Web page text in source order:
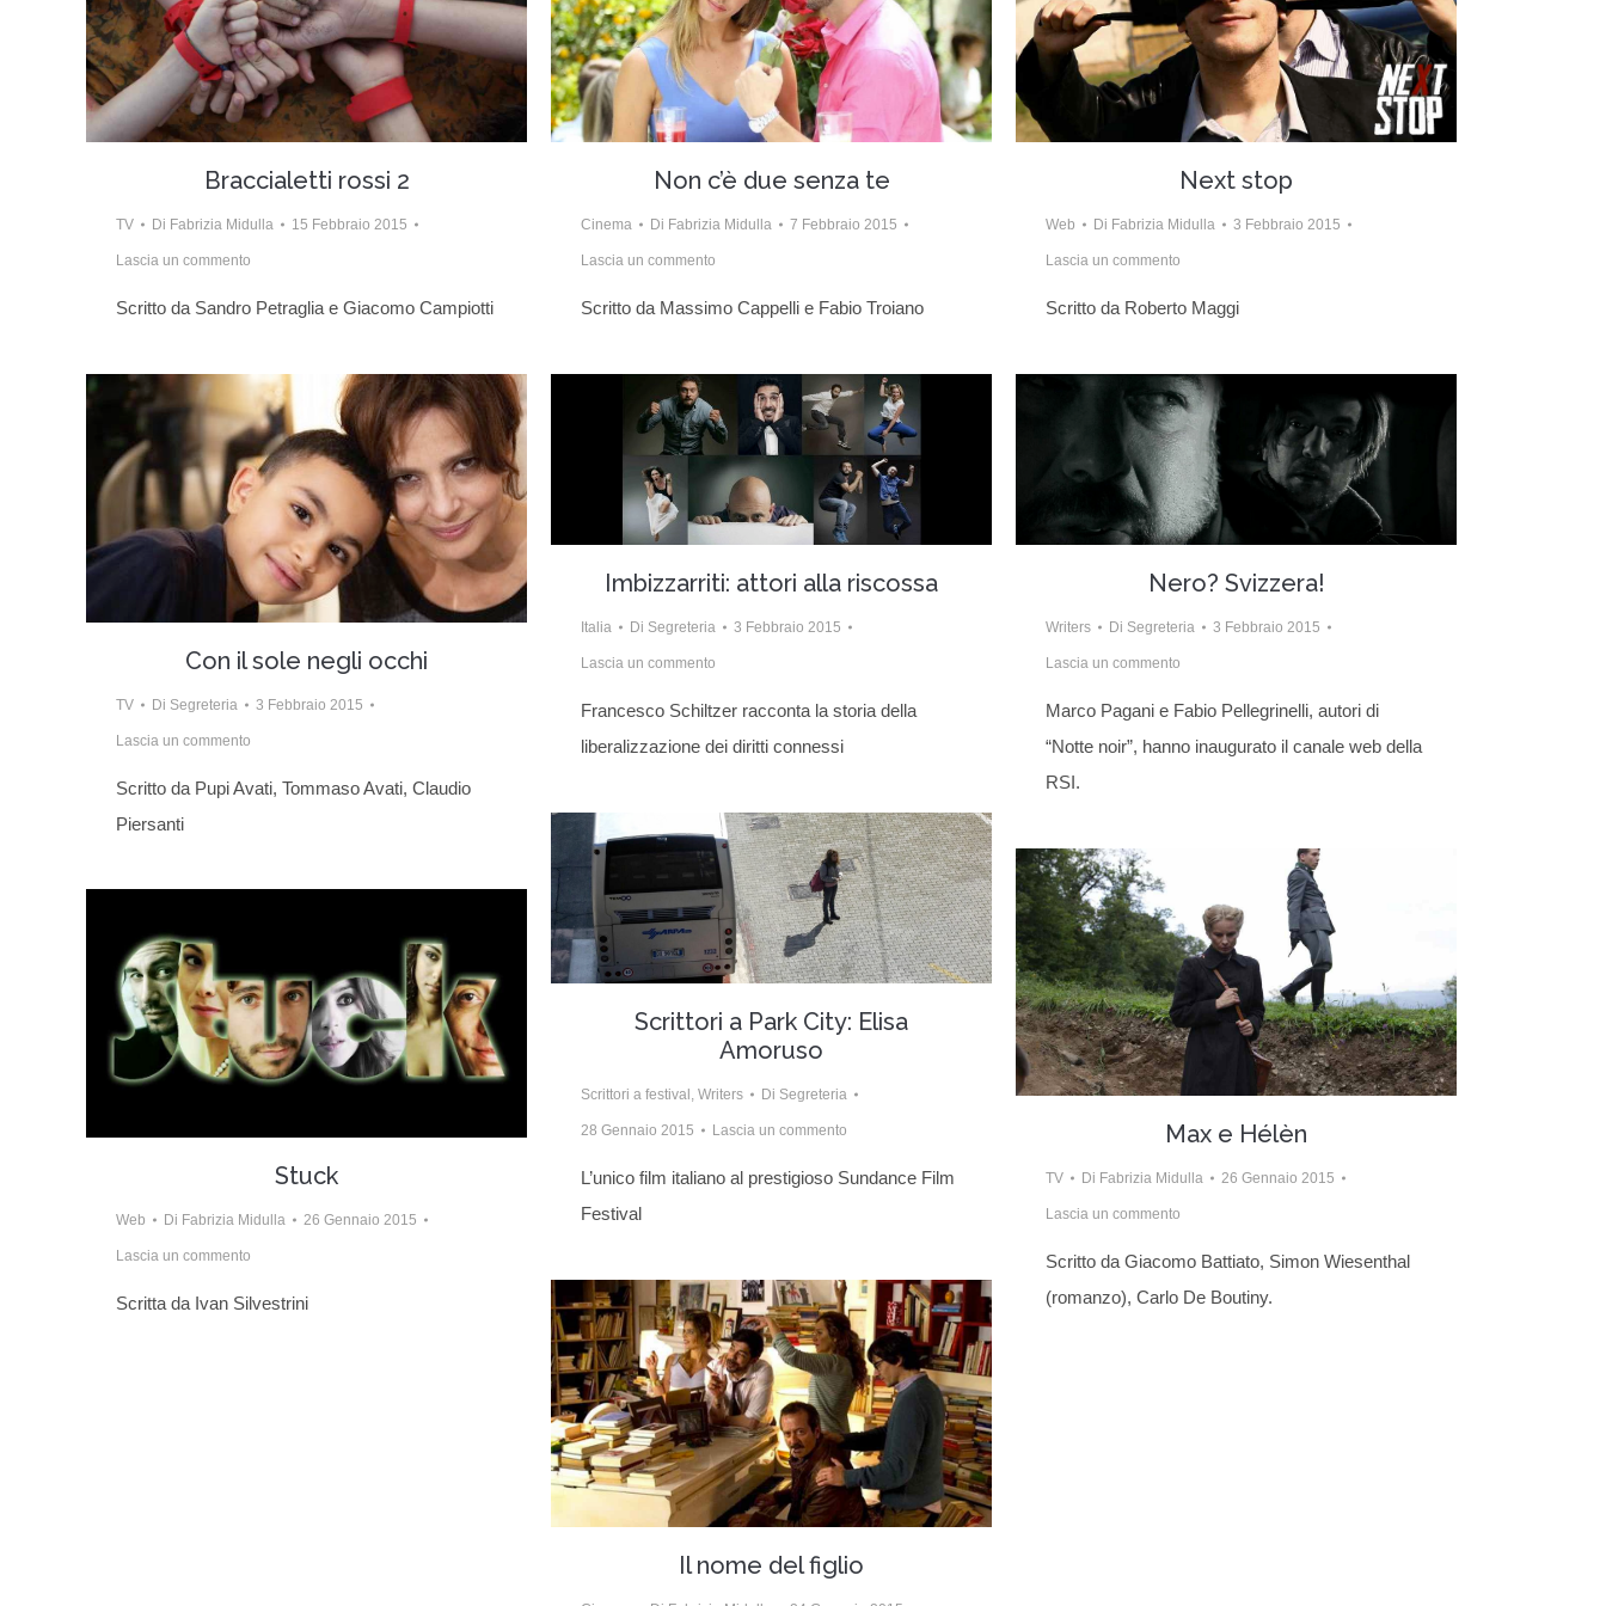
Braccialetti rossi 2
TV Di Fabrizia Midulla 15 Febbraio 2015
Lascia un commento
Scritto da Sandro Petraglia e Giacomo Campiotti
Non c’è due senza te
Cinema Di Fabrizia Midulla 7 Febbraio 2015
Lascia un commento
Scritto da Massimo Cappelli e Fabio Troiano
Next stop
Web Di Fabrizia Midulla 3 Febbraio 2015
Lascia un commento
Scritto da Roberto Maggi
Con il sole negli occhi
TV Di Segreteria 3 Febbraio 2015
Lascia un commento
Scritto da Pupi Avati, Tommaso Avati, Claudio
Piersanti
Imbizzarriti: attori alla riscossa
Italia Di Segreteria 3 Febbraio 2015
Lascia un commento
Francesco Schiltzer racconta la storia della
liberalizzazione dei diritti connessi
Nero? Svizzera!
Writers Di Segreteria 3 Febbraio 2015
Lascia un commento
Marco Pagani e Fabio Pellegrinelli, autori di
“Notte noir”, hanno inaugurato il canale web della
RSI.
Scrittori a Park City: Elisa
Amoruso
Scrittori a festival , Writers Di Segreteria
28 Gennaio 2015 Lascia un commento
L’unico film italiano al prestigioso Sundance Film
Festival
Max e Hélèn
TV Di Fabrizia Midulla 26 Gennaio 2015
Lascia un commento
Scritto da Giacomo Battiato, Simon Wiesenthal
(romanzo), Carlo De Boutiny.
Stuck
Web Di Fabrizia Midulla 26 Gennaio 2015
Lascia un commento
Scritta da Ivan Silvestrini
Il nome del figlio